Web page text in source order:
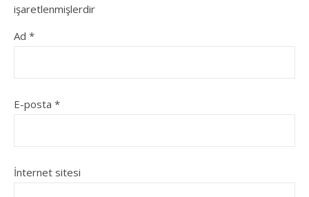
işaretlenmişlerdir
Ad *
E-posta *
İnternet sitesi